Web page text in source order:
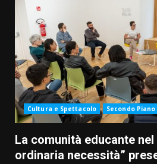
Cultura e Spettacolo Secondo Piano
La comunità educante
ordinaria necessità”